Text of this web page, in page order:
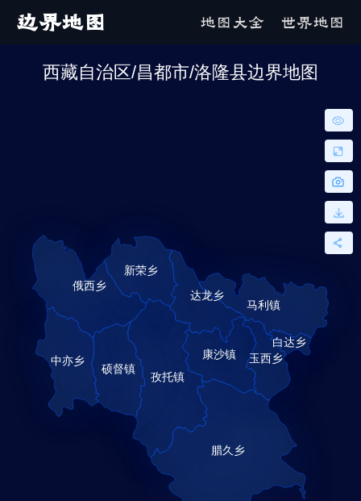
边界地图 地图大全 世界地图